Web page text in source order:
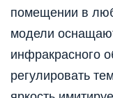
помещении в
модели
инфракрасного
регулировать